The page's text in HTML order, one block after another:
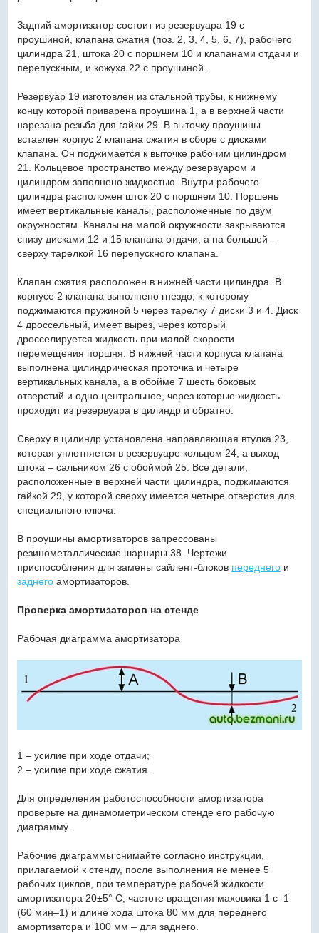
Задний амортизатор состоит из резервуара 19 с
проушиной, клапана сжатия (поз. 2, 3, 4, 5, 6, 7), рабочего
цилиндра 21, штока 20 с поршнем 10 и клапанами отдачи и
перепускным, и кожуха 22 с проушиной.
Резервуар 19 изготовлен из стальной трубы, к нижнему
концу которой приварена проушина 1, а в верхней части
нарезана резьба для гайки 29. В выточку проушины
вставлен корпус 2 клапана сжатия в сборе с дисками
клапана. Он поджимается к выточке рабочим цилиндром
21. Кольцевое пространство между резервуаром и
цилиндром заполнено жидкостью. Внутри рабочего
цилиндра расположен шток 20 с поршнем 10. Поршень
имеет вертикальные каналы, расположенные по двум
окружностям. Каналы на малой окружности закрываются
снизу дисками 12 и 15 клапана отдачи, а на большей –
сверху тарелкой 16 перепускного клапана.
Клапан сжатия расположен в нижней части цилиндра. В
корпусе 2 клапана выполнено гнездо, к которому
поджимаются пружиной 5 через тарелку 7 диски 3 и 4. Диск
4 дроссельный, имеет вырез, через который
дросселируется жидкость при малой скорости
перемещения поршня. В нижней части корпуса клапана
выполнена цилиндрическая проточка и четыре
вертикальных канала, а в обойме 7 шесть боковых
отверстий и одно центральное, через которые жидкость
проходит из резервуара в цилиндр и обратно.
Сверху в цилиндр установлена направляющая втулка 23,
которая уплотняется в резервуаре кольцом 24, а выход
штока – сальником 26 с обоймой 25. Все детали,
расположенные в верхней части цилиндра, поджимаются
гайкой 29, у которой сверху имеется четыре отверстия для
специального ключа.
В проушины амортизаторов запрессованы
резинометаллические шарниры 38. Чертежи
приспособления для замены сайлент-блоков переднегои
заднегоамортизаторов.
Проверка амортизаторов на стенде
Рабочая диаграмма амортизатора
1 – усилие при ходе отдачи;
2 – усилие при ходе сжатия.
Для определения работоспособности амортизатора
проверьте на динамометрическом стенде его рабочую
диаграмму.
Рабочие диаграммы снимайте согласно инструкции,
прилагаемой к стенду, после выполнения не менее 5
рабочих циклов, при температуре рабочей жидкости
амортизатора 20±5° С, частоте вращения маховика 1 с–1
(60 мин–1) и длине хода штока 80 мм для переднего
амортизатора и 100 мм – для заднего.